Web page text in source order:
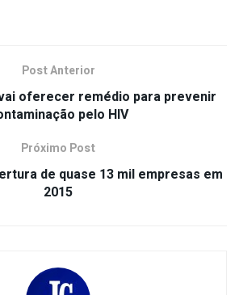
Post Anterior
oferecer remédio para prevenir
pelo HIV
Próximo Post
de quase 13 mil empresas em
2015